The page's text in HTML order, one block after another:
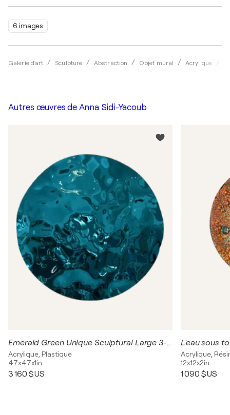
6 images
Galerie d'art Sculpture Abstraction Objet mural Acrylique
Autres œuvres de Anna Sidi-Yacoub
Emerald Green Unique Sculptural Large 3-Dimensional
Acrylique, Plastique
47x47x1in
3 160 $US
L'eau sous
Acrylique,
12x12x2in
1 090 $US